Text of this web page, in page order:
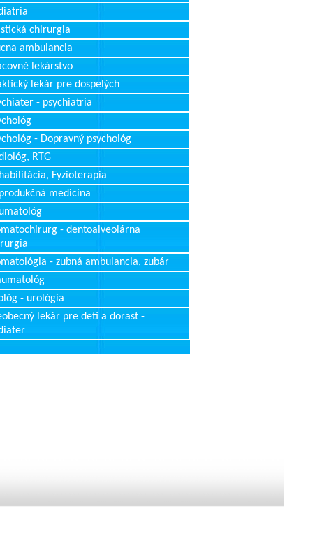
chirurgia
ambulancia
lekárstvo
lekár pre dospelých
- psychiatria
- Dopravný psychológ
RTG
Fyzioterapia
medicína
- dentoalveolárna
- zubná ambulancia, zubár
- urológia
lekár pre deti a dorast -